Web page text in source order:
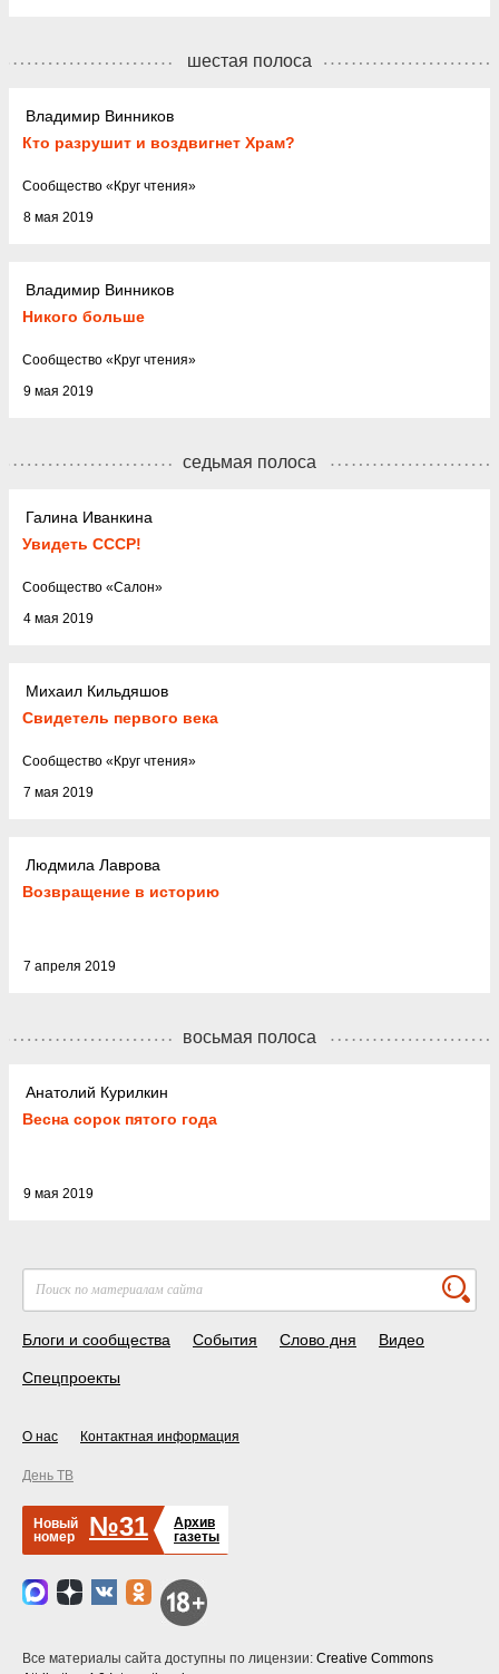
шестая полоса
Владимир Винников
Кто разрушит и воздвигнет Храм?
8 мая 2019
Cообщество «Круг чтения»
Владимир Винников
Никого больше
9 мая 2019
Cообщество «Круг чтения»
седьмая полоса
Галина Иванкина
Увидеть СССР!
4 мая 2019
Cообщество «Салон»
Михаил Кильдяшов
Свидетель первого века
7 мая 2019
Cообщество «Круг чтения»
Людмила Лаврова
Возвращение в историю
7 апреля 2019
восьмая полоса
Анатолий Курилкин
Весна сорок пятого года
9 мая 2019
Блоги и сообщества События Слово дня Видео
Спецпроекты
О нас Контактная информация
День ТВ
Новый
номер
№31
Архив
газеты
Все материалы сайта доступны по лицензии: Creative Commons